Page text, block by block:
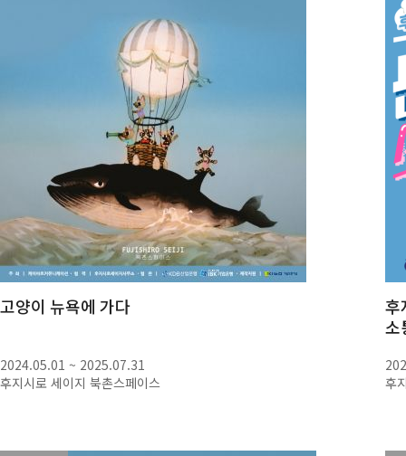
고양이 뉴욕에 가다
2024.05.01 ~ 2025.07.31
후지시로 세이지 북촌스페이스
후
소
후